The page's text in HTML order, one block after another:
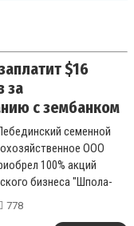
$16
за
с зембанком
семенной
ООО
100% акций
бизнеса "Шпола-
со...
778